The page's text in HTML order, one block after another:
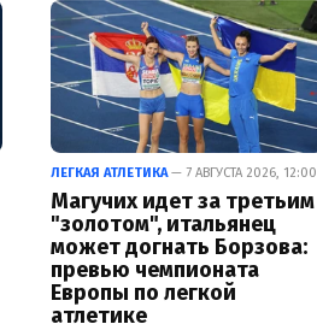
ЛЕГКАЯ АТЛЕТИКА— 7 АВГУСТА 2026, 12:00
Магучих идет за третьим
"золотом", итальянец
может догнать Борзова:
превью чемпионата
Европы по легкой
атлетике